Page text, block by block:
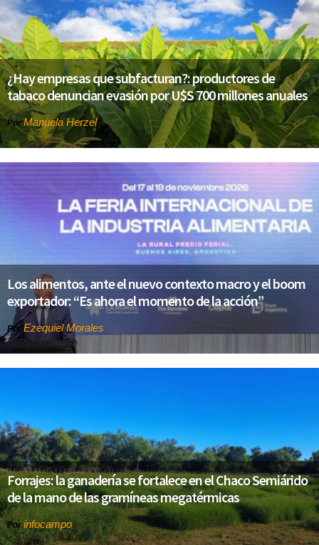
¿Hay empresas que subfacturan?: productores de
tabaco denuncian evasión por U$S 700 millones anuales
PorManuela Herzel
Los alimentos, ante el nuevo contexto macro y el boom
exportador: “Es ahora el momento de la acción”
Por Ezequiel Morales
Forrajes: la ganadería se fortalece en el Chaco Semiárido
de la mano de las gramíneas megatérmicas
Porinfocampo